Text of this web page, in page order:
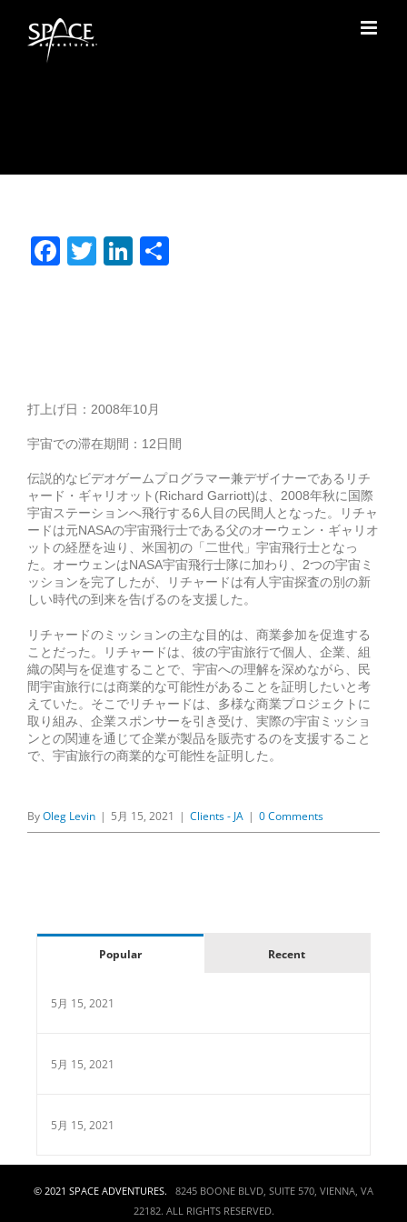
Facebook
TwitterLinkedIn
打上げ日： 2008年10月
宇宙での滞在期間： 12日間
伝説的なビデオゲームプログラマー兼デザイナーであるリチ
ャード・ギャリオット (Richard Garriott)は、 2008年秋に国際
宇宙ステーションへ飛行する6人目の民間人となった。リチャ
ードは元NASAの宇宙飛行士である父のオーウェン・ギャリオ
ットの経歴を辿り、米国初の「二世代」宇宙飛行士となっ
た。オーウェンはNASA宇宙飛行士隊に加わり、 2つの宇宙ミ
ッションを完了したが、リチャードは有人宇宙探査の別の新
しい時代の到来を告げるのを支援した。
リチャードのミッションの主な目的は、商業参加を促進する
ことだった。リチャードは、彼の宇宙旅行で個人、企業、組
織の関与を促進することで、宇宙への理解を深めながら、民
間宇宙旅行には商業的な可能性があることを証明したいと考
えていた。そこでリチャードは、多様な商業プロジェクトに
取り組み、企業スポンサーを引き受け、実際の宇宙ミッショ
ンとの関連を通じて企業が製品を販売するのを支援すること
で、宇宙旅行の商業的な可能性を証明した。
ByOleg Levin | 5月 15, 2021 | Clients - JA | 0 Comments
Popular Recent
5月 15, 2021
5月 15, 2021
5月 15, 2021
© 2021 SPACE ADVENTURES. 8245 BOONE BLVD, SUITE 570, VIENNA, VA
22182. ALL RIGHTS RESERVED.